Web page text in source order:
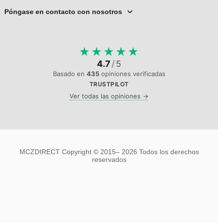
Póngase en contacto con nosotros
★ ★ ★ ★ ★
4.7/5
Basado en 435opiniones verificadas
TRUSTPILOT
Ver todas las opiniones →
MCZDIRECT Copyright © 2015– 2026 Todos los derechos
reservados